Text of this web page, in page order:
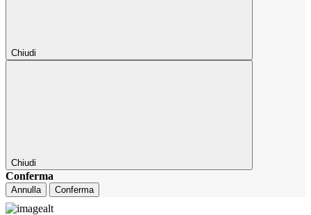
Chiudi
Chiudi
Conferma
Annulla Conferma